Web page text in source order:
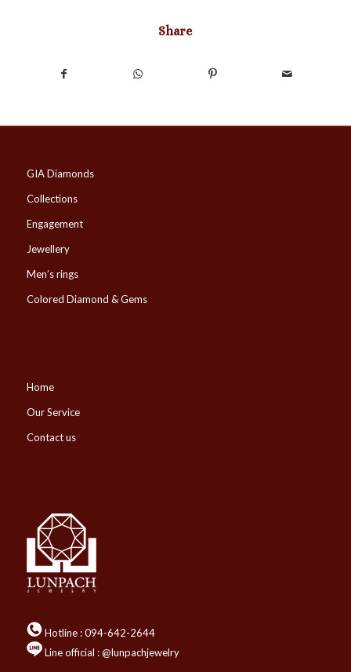
Share
GIA Diamonds
Collections
Engagement
Jewellery
Men’s rings
Colored Diamond & Gems
Home
Our Service
Contact us
Hotline :094-642-2644
Line official : @lunpachjewelry